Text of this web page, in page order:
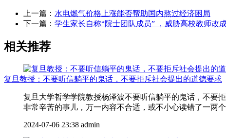
上一篇： 水电燃气价格上涨能否帮助国内熬过经济困局
下一篇： 学生家长自称“院士团队成员” ，威胁高校教师改
相关推荐
复旦教授：不要听信躺平的鬼话，不要拒斥社会提出的道德要求
复旦大学哲学学院教授杨泽波不要听信躺平的鬼话，不要
非常辛苦的事儿，万一内容不合适，或不小心读错了一两
2024-07-06 23:38 admin